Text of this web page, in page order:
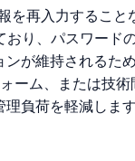
再入力するこ
り、パスワー
が維持されるた
ム、または技
負荷を軽減します